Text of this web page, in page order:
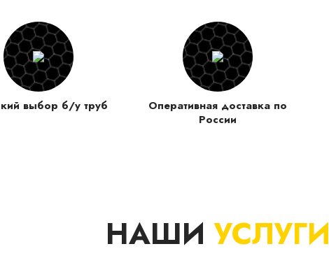
выбор б/у труб
Оперативная доставка по
России
НАШИУСЛУГИ